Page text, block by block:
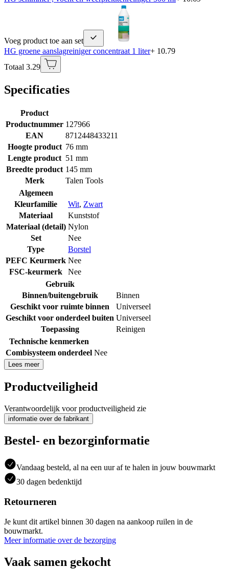
Voeg product toe aan set
HG groene aanslagreiniger concentraat 1 liter+ 10.79
Totaal 3.29
Specificaties
Product
Productnummer 127966
EAN
8712448433211
Hoogte product 76 mm
Lengte product 51 mm
Breedte product 145 mm
Merk
Talen Tools
Algemeen
Kleurfamilie
Wit, Zwart
Materiaal
Kunststof
Materiaal (detail) Nylon
Set
Nee
Type
Borstel
PEFC Keurmerk Nee
FSC-keurmerk
Nee
Gebruik
Binnen/buitengebruik
Binnen
Geschikt voor ruimte binnen
Universeel
Geschikt voor onderdeel buiten Universeel
Toepassing
Reinigen
Technische kenmerken
Combisysteem onderdeel Nee
Lees meer
Productveiligheid
Verantwoordelijk voor productveiligheid zie
informatie over de fabrikant
Bestel- en bezorginformatie
Vandaag besteld, al na een uur af te halen in jouw bouwmarkt
30 dagen bedenktijd
Retourneren
Je kunt dit artikel binnen 30 dagen na aankoop ruilen in de
bouwmarkt.
Meer informatie over de bezorging
Vaak samen gekocht